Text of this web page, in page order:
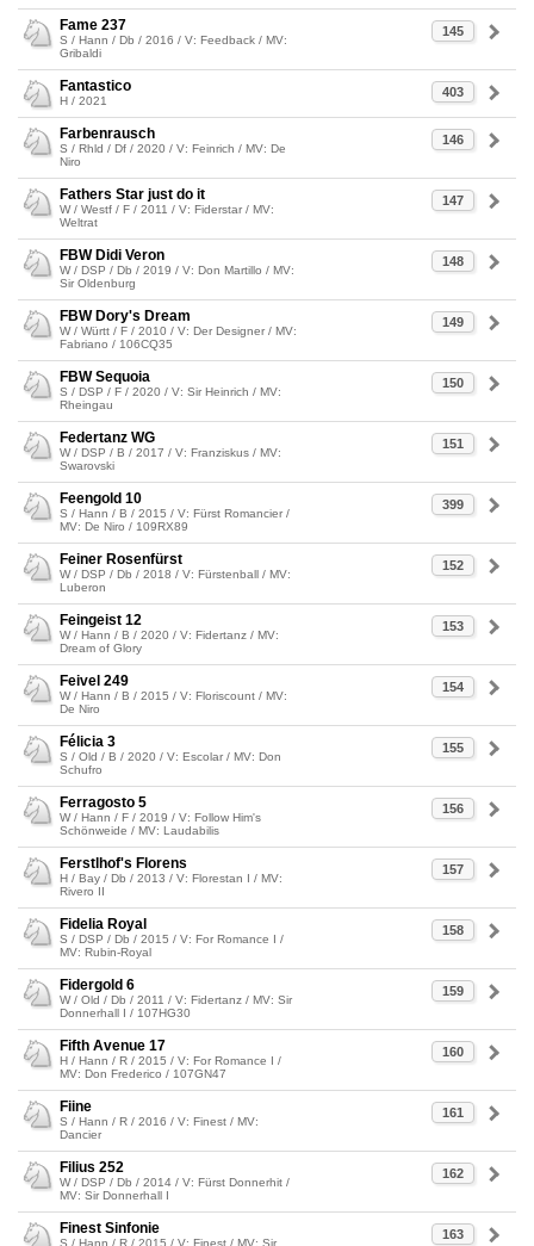
145
Fame 237
S / Hann / Db / 2016 / V: Feedback / MV:
Gribaldi
403
Fantastico
H / 2021
146
Farbenrausch
S / Rhld / Df / 2020 / V: Feinrich / MV: De
Niro
147
Fathers Star just do it
W / Westf / F / 2011 / V: Fiderstar / MV:
Weltrat
148
FBW Didi Veron
W / DSP / Db / 2019 / V: Don Martillo / MV:
Sir Oldenburg
149
FBW Dory's Dream
W / Württ / F / 2010 / V: Der Designer / MV:
Fabriano / 106CQ35
150
FBW Sequoia
S / DSP / F / 2020 / V: Sir Heinrich / MV:
Rheingau
151
Federtanz WG
W / DSP / B / 2017 / V: Franziskus / MV:
Swarovski
399
Feengold 10
S / Hann / B / 2015 / V: Fürst Romancier /
MV: De Niro / 109RX89
152
Feiner Rosenfürst
W / DSP / Db / 2018 / V: Fürstenball / MV:
Luberon
153
Feingeist 12
W / Hann / B / 2020 / V: Fidertanz / MV:
Dream of Glory
154
Feivel 249
W / Hann / B / 2015 / V: Floriscount / MV:
De Niro
155
Félicia 3
S / Old / B / 2020 / V: Escolar / MV: Don
Schufro
156
Ferragosto 5
W / Hann / F / 2019 / V: Follow Him's
Schönweide / MV: Laudabilis
157
Ferstlhof's Florens
H / Bay / Db / 2013 / V: Florestan I / MV:
Rivero II
158
Fidelia Royal
S / DSP / Db / 2015 / V: For Romance I /
MV: Rubin-Royal
159
Fidergold 6
W / Old / Db / 2011 / V: Fidertanz / MV: Sir
Donnerhall I / 107HG30
160
Fifth Avenue 17
H / Hann / R / 2015 / V: For Romance I /
MV: Don Frederico / 107GN47
161
Fiine
S / Hann / R / 2016 / V: Finest / MV:
Dancier
162
Filius 252
W / DSP / Db / 2014 / V: Fürst Donnerhit /
MV: Sir Donnerhall I
163
Finest Sinfonie
S / Hann / R / 2015 / V: Finest / MV: Sir